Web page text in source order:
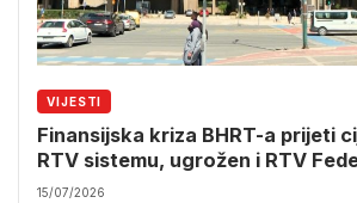
VIJESTI
Finansijska kriza BHRT-a prijeti
RTV sistemu, ugrožen i RTV
15/07/2026